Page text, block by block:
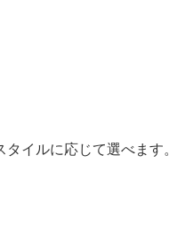
イルに応じて選べます。